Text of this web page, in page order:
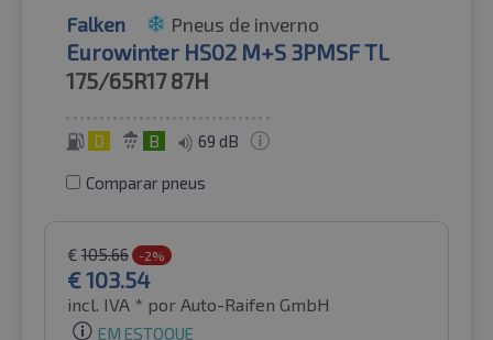
Falken Pneus de inverno
Eurowinter HS02 M+S 3PMSF TL
175/65R17 87H
D B 69 dB
Comparar pneus
€ 105.66 -2%
€103.54
incl. IVA * por Auto-Raifen GmbH
EM ESTOQUE